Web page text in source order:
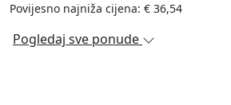
Povijesno najniža cijena: € 36,54
Pogledaj sve ponude